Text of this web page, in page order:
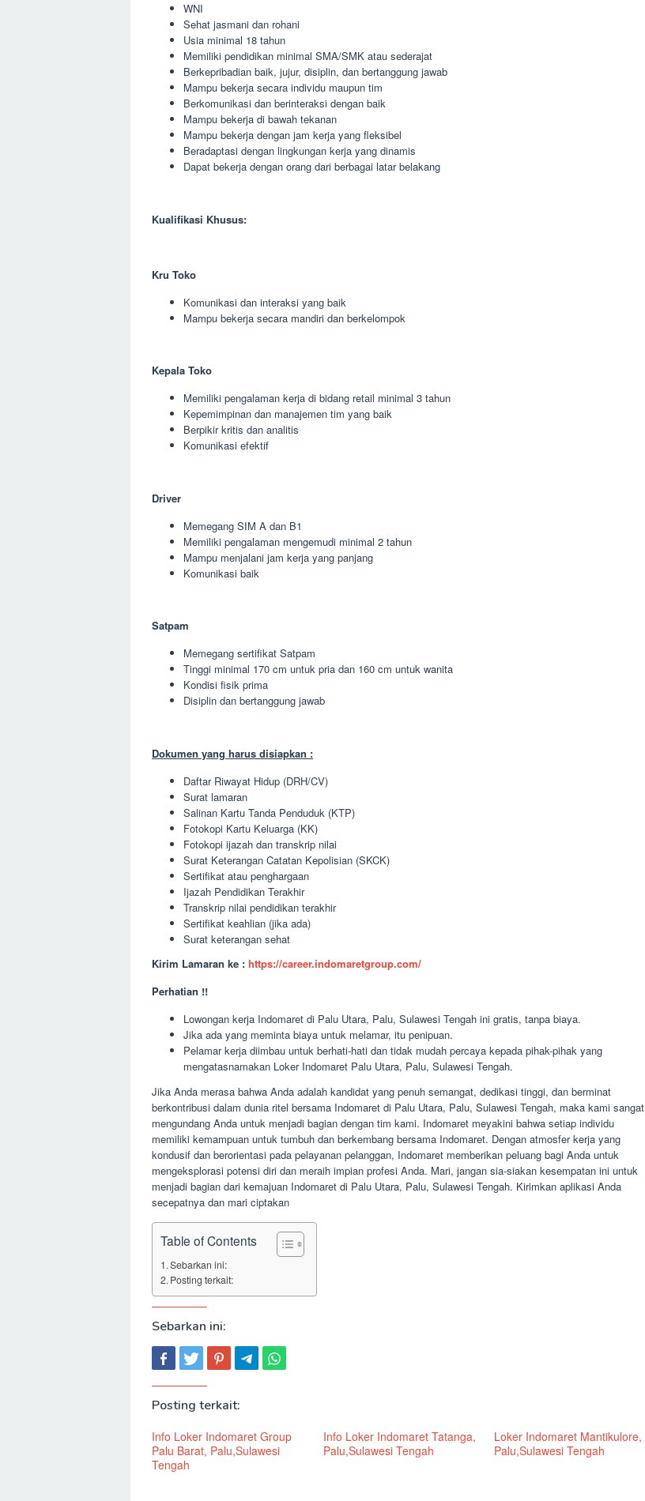
WNI
Sehat jasmani dan rohani
Usia minimal 18 tahun
Memiliki pendidikan minimal SMA/SMK atau sederajat
Berkepribadian baik, jujur, disiplin, dan bertanggung jawab
Mampu bekerja secara individu maupun tim
Berkomunikasi dan berinteraksi dengan baik
Mampu bekerja di bawah tekanan
Mampu bekerja dengan jam kerja yang fleksibel
Beradaptasi dengan lingkungan kerja yang dinamis
Dapat bekerja dengan orang dari berbagai latar belakang
Kualifikasi Khusus:
Kru Toko
Komunikasi dan interaksi yang baik
Mampu bekerja secara mandiri dan berkelompok
Kepala Toko
Memiliki pengalaman kerja di bidang retail minimal 3 tahun
Kepemimpinan dan manajemen tim yang baik
Berpikir kritis dan analitis
Komunikasi efektif
Driver
Memegang SIM A dan B1
Memiliki pengalaman mengemudi minimal 2 tahun
Mampu menjalani jam kerja yang panjang
Komunikasi baik
Satpam
Memegang sertifikat Satpam
Tinggi minimal 170 cm untuk pria dan 160 cm untuk wanita
Kondisi fisik prima
Disiplin dan bertanggung jawab
Dokumen yang harus disiapkan :
Daftar Riwayat Hidup (DRH/CV)
Surat lamaran
Salinan Kartu Tanda Penduduk (KTP)
Fotokopi Kartu Keluarga (KK)
Fotokopi ijazah dan transkrip nilai
Surat Keterangan Catatan Kepolisian (SKCK)
Sertifikat atau penghargaan
Ijazah Pendidikan Terakhir
Transkrip nilai pendidikan terakhir
Sertifikat keahlian (jika ada)
Surat keterangan sehat
Kirim Lamaran ke : https://career.indomaretgroup.com/
Perhatian !!
Lowongan kerja Indomaret di Palu Utara, Palu, Sulawesi Tengah ini gratis, tanpa biaya.
Jika ada yang meminta biaya untuk melamar, itu penipuan.
Pelamar kerja diimbau untuk berhati-hati dan tidak mudah percaya kepada pihak-pihak yang
mengatasnamakan Loker Indomaret Palu Utara, Palu, Sulawesi Tengah.
Jika Anda merasa bahwa Anda adalah kandidat yang penuh semangat, dedikasi tinggi, dan berminat
berkontribusi dalam dunia ritel bersama Indomaret di Palu Utara, Palu, Sulawesi Tengah, maka kami sangat
mengundang Anda untuk menjadi bagian dengan tim kami. Indomaret meyakini bahwa setiap individu
memiliki kemampuan untuk tumbuh dan berkembang bersama Indomaret. Dengan atmosfer kerja yang
kondusif dan berorientasi pada pelayanan pelanggan, Indomaret memberikan peluang bagi Anda untuk
mengeksplorasi potensi diri dan meraih impian profesi Anda. Mari, jangan sia-siakan kesempatan ini untuk
menjadi bagian dari kemajuan Indomaret di Palu Utara, Palu, Sulawesi Tengah. Kirimkan aplikasi Anda
secepatnya dan mari ciptakan
Table of Contents
Sebarkan ini:
Posting terkait:
Sebarkan ini:
Posting terkait:
Info Loker Indomaret Group
Palu Barat, Palu,Sulawesi
Tengah
Info Loker Indomaret Tatanga,
Palu,Sulawesi Tengah
Loker Indomaret Mantikulore,
Palu,Sulawesi Tengah